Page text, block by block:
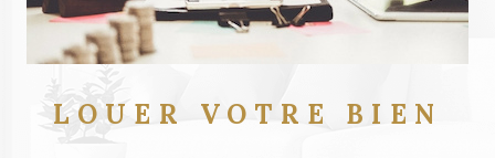
LOUER VOTRE BIEN